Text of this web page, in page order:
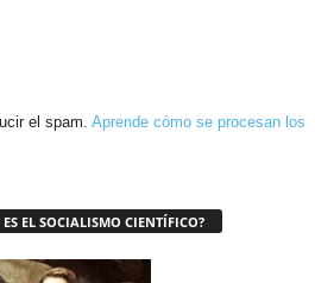
el spam. Aprende cómo se procesan los
EL SOCIALISMO CIENTÍFICO?